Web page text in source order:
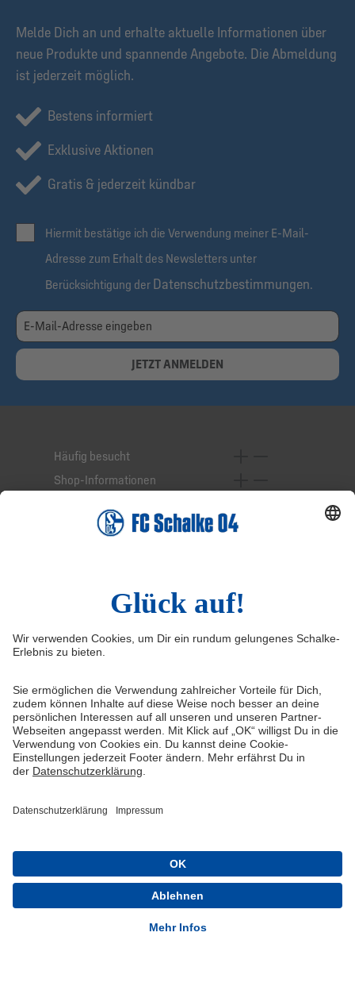
Melde Dich an und erhalte aktuelle Informationen über
neue Produkte und spannende Angebote. Die Abmeldung
ist jederzeit möglich.
Bestens informiert
Exklusive Aktionen
Gratis & jederzeit kündbar
Hiermit bestätige ich die Verwendung meiner E-Mail-
Adresse zum Erhalt des Newsletters unter
Berücksichtigung der Datenschutzbestimmungen.
JETZT ANMELDEN
Häufig besucht
Shop-Informationen
Service-Hotline
Widerruf Vertrag widerrufen
AGB
Cookie-Einstellungen
Datenschutzerklärung Impressum